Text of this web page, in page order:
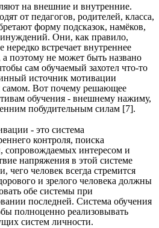
на внешние и внутренние.
от педагогов, родителей, класса,
форму подсказок, намёков,
Они, как правило,
нередко встречает внутреннее
поэтому не может быть названо
сам обучаемый захотел что-то
источник мотивации
самом. Вот почему решающее
обучения - внешнему нажиму,
побудительным силам [7].
- это система
контроля, поиска
сопровождаемых интересом и
напряжения в этой системе
чего человек всегда стремится
и зрелого человека должны
обе системы при
последней. Система обучения
полноценно реализовывать
систем личности.